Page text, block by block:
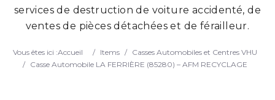
Search
services de destruction de voiture accidenté, de
ventes de pièces détachées et de férailleur.
Vous êtes ici :Accueil / Items / Casses Automobiles et Centres VHU
/ Casse Automobile LA FERRIÈRE (85280) – AFM RECYCLAGE